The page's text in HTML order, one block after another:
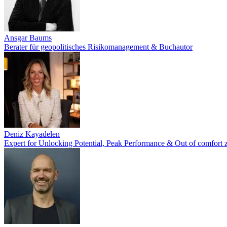
Ansgar Baums
Berater für geopolitisches Risikomanagement & Buchautor
Deniz Kayadelen
Expert for Unlocking Potential, Peak Performance & Out of comfort